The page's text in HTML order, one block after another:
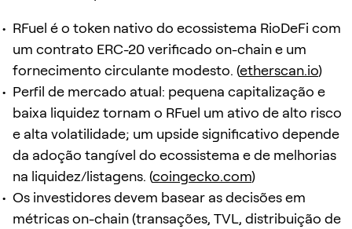
RFuel é o token nativo do ecossistema RioDeFi com
um contrato ERC-20 verificado on-chain e um
fornecimento circulante modesto. (etherscan.io)
Perfil de mercado atual: pequena capitalização e
baixa liquidez tornam o RFuel um ativo de alto risco
e alta volatilidade; um upside significativo depende
da adoção tangível do ecossistema e de melhorias
na liquidez/listagens. (coingecko.com)
Os investidores devem basear as decisões em
métricas on-chain (transações, TVL, distribuição de